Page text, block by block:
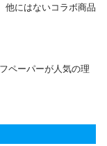
他にはないコラボ商品
ペーパーが人気の理